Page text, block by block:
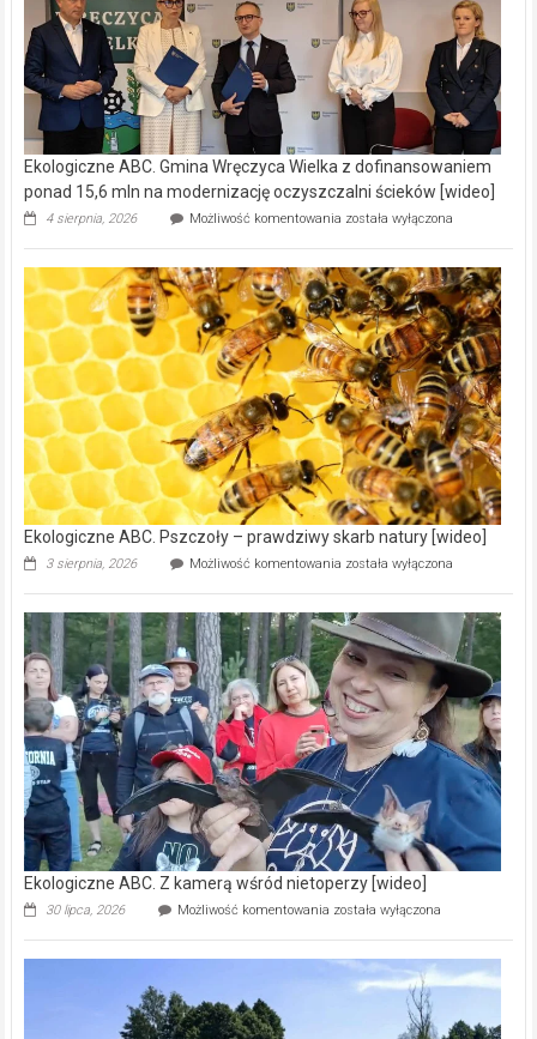
Ekologiczne ABC. Gmina Wręczyca Wielka z dofinansowaniem
ponad 15,6 mln na modernizację oczyszczalni ścieków [wideo]
4 sierpnia, 2026 Możliwość komentowania Ekologiczne
Wręczyca
Wielka
z
dofinansowaniem
ponad
15,6
mln
na
modernizację
oczyszczalni
ścieków
[wideo]
została wyłączona
Ekologiczne ABC. Pszczoły – prawdziwy skarb natury [wideo]
3 sierpnia, 2026 Możliwość komentowania Ekologiczne
–
prawdziwy
skarb
natury
[wideo]
została wyłączona
Ekologiczne ABC. Z kamerą wśród nietoperzy [wideo]
30 lipca, 2026 Możliwość komentowania Ekologiczne
kamerą
wśród
została wyłączona